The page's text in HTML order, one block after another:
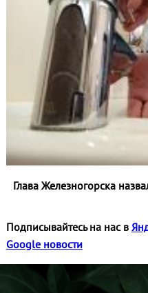
Глава Железногорска
Подписывайтесь на нас в
Google новости